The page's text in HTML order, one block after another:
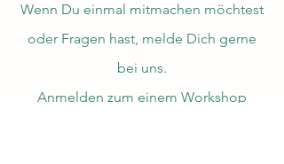
Wenn Du einmal mitmachen möchtest
oder Fragen hast, melde Dich gerne
bei uns.
Anmelden zum einem Workshop